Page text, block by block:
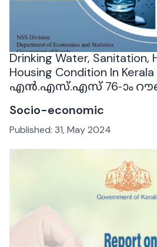
Drinking Water, Sanitation,
Housing Condition In
എൻ.എസ്.എസ് 76-ാം
Socio-economic
Published: 31, May 2024